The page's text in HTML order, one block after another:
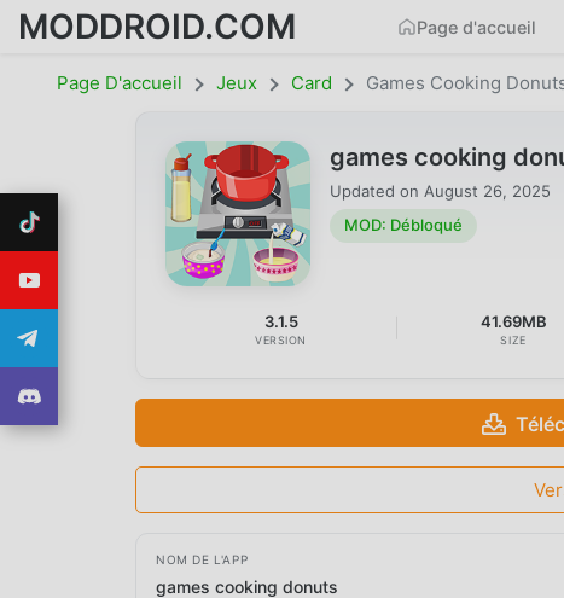
MODDROID.COM Page d'accueil
Page D'accueil Jeux Card Games Cooking
games cooking
Updated on August 26, 2025
MOD: Débloqué
3.1.5
VERSION
41.69MB
SIZE
NOM DE L'APP
games cooking donuts